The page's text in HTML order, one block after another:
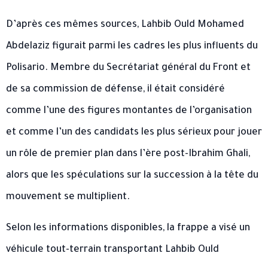
D’après ces mêmes sources, Lahbib Ould Mohamed
Abdelaziz figurait parmi les cadres les plus influents du
Polisario. Membre du Secrétariat général du Front et
de sa commission de défense, il était considéré
comme l’une des figures montantes de l’organisation
et comme l’un des candidats les plus sérieux pour jouer
un rôle de premier plan dans l’ère post-Ibrahim Ghali,
alors que les spéculations sur la succession à la tête du
mouvement se multiplient.
Selon les informations disponibles, la frappe a visé un
véhicule tout-terrain transportant Lahbib Ould